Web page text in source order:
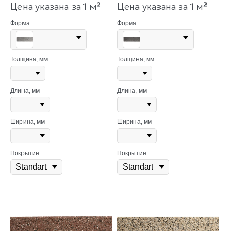
Цена указана за 1 м²
Форма
Толщина, мм
Длина, мм
Ширина, мм
Покрытие
Цена указана за 1 м²
Форма
Толщина, мм
Длина, мм
Ширина, мм
Покрытие